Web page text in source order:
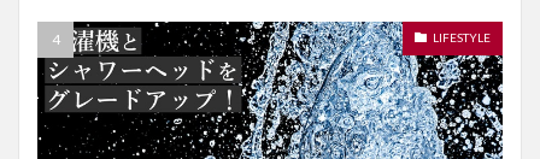
LIFESTYLE